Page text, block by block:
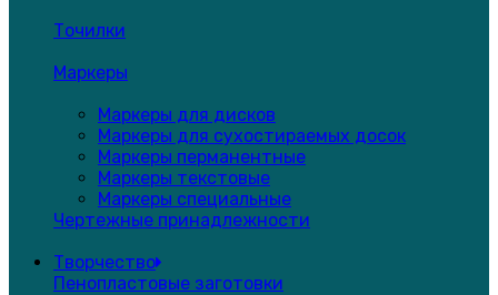
Точилки
Маркеры
Маркеры для дисков
Маркеры для сухостираемых досок
Маркеры перманентные
Маркеры текстовые
Маркеры специальные
Чертежные принадлежности
Творчество
Пенопластовые заготовки